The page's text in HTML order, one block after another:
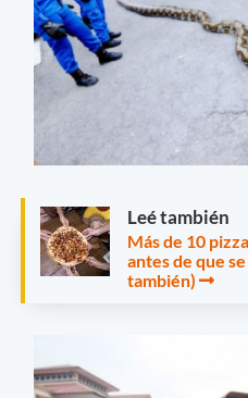
Leé también
Más de 10
antes de que
también)